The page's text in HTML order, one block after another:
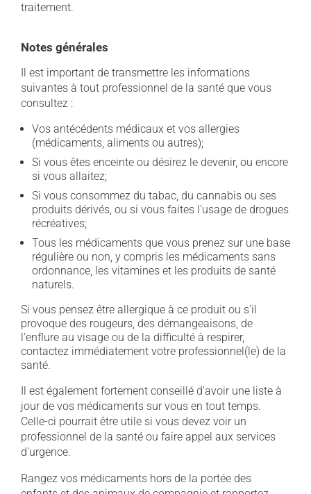
traitement.
Notes générales
Il est important de transmettre les informations
suivantes à tout professionnel de la santé que vous
consultez :
Vos antécédents médicaux et vos allergies
(médicaments, aliments ou autres);
Si vous êtes enceinte ou désirez le devenir, ou encore
si vous allaitez;
Si vous consommez du tabac, du cannabis ou ses
produits dérivés, ou si vous faites l'usage de drogues
récréatives;
Tous les médicaments que vous prenez sur une base
régulière ou non, y compris les médicaments sans
ordonnance, les vitamines et les produits de santé
naturels.
Si vous pensez être allergique à ce produit ou s'il
provoque des rougeurs, des démangeaisons, de
l'enflure au visage ou de la difficulté à respirer,
contactez immédiatement votre professionnel(le) de la
santé.
Il est également fortement conseillé d'avoir une liste à
jour de vos médicaments sur vous en tout temps.
Celle-ci pourrait être utile si vous devez voir un
professionnel de la santé ou faire appel aux services
d'urgence.
Rangez vos médicaments hors de la portée des